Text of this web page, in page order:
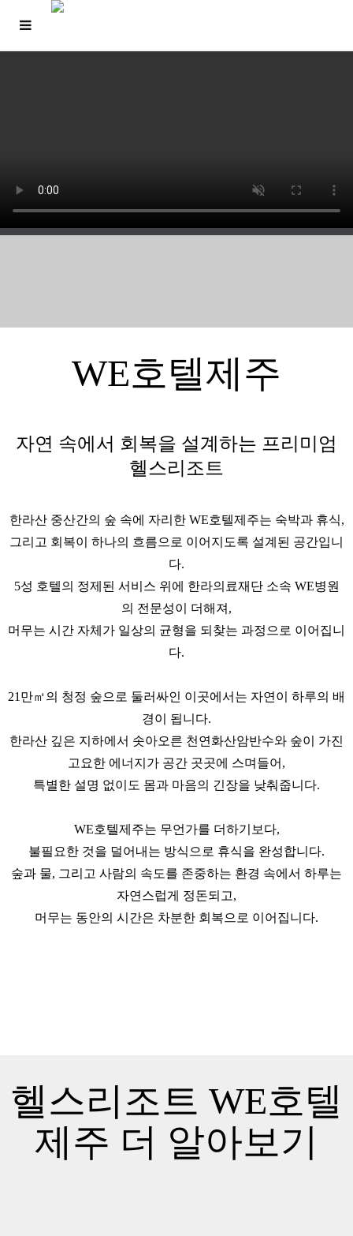
WE호텔제주
자연 속에서 회복을 설계하는 프리미엄
헬스리조트
한라산 중산간의 숲 속에 자리한 WE호텔제주는 숙박과 휴식,
그리고 회복이 하나의 흐름으로 이어지도록 설계된 공간입니
다.
5성 호텔의 정제된 서비스 위에 한라의료재단 소속 WE병원
의 전문성이 더해져,
머무는 시간 자체가 일상의 균형을 되찾는 과정으로 이어집니
다.
21만㎡의 청정 숲으로 둘러싸인 이곳에서는 자연이 하루의 배
경이 됩니다.
한라산 깊은 지하에서 솟아오른 천연화산암반수와 숲이 가진
고요한 에너지가 공간 곳곳에 스며들어,
특별한 설명 없이도 몸과 마음의 긴장을 낮춰줍니다.
WE호텔제주는 무언가를 더하기보다,
불필요한 것을 덜어내는 방식으로 휴식을 완성합니다.
숲과 물, 그리고 사람의 속도를 존중하는 환경 속에서 하루는
자연스럽게 정돈되고,
머무는 동안의 시간은 차분한 회복으로 이어집니다.
헬스리조트 WE호텔
제주 더 알아보기